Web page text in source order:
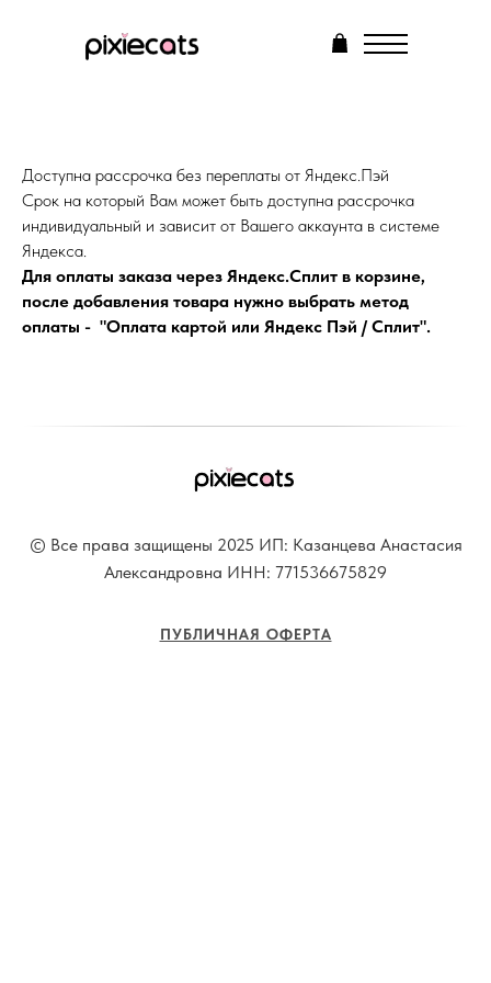
Каталог
Ответы на вопросы
Контакты
Корзина
Галерея
Доступна рассрочка без переплаты от Яндекс.Пэй
Срок на который Вам может быть доступна рассрочка
индивидуальный и зависит от Вашего аккаунта в системе
Яндекса.
Для оплаты заказа через Яндекс.Сплит в корзине,
после добавления товара нужно выбрать метод
оплаты - "Оплата картой или Яндекс Пэй / Сплит".
© Все права защищены 2025 ИП: Казанцева Анастасия
Александровна ИНН: 771536675829
ПУБЛИЧНАЯ ОФЕРТА